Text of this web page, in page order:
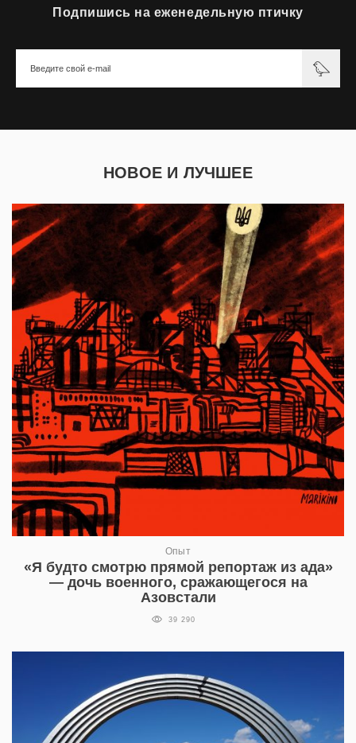
Подпишись на еженедельную птичку
НОВОЕ И ЛУЧШЕЕ
Опыт
«Я будто смотрю прямой репортаж из ада»
— дочь военного, сражающегося на
Азовстали
39 290